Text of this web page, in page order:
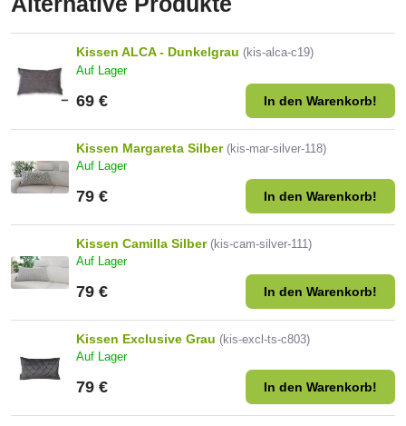
Kissen ALCA - Dunkelgrau (kis-alca-c19)
Auf Lager
69 € In den Warenkorb!
Kissen Margareta Silber (kis-mar-silver-118)
Auf Lager
79 € In den Warenkorb!
Kissen Camilla Silber (kis-cam-silver-111)
Auf Lager
79 € In den Warenkorb!
Kissen Exclusive Grau (kis-excl-ts-c803)
Auf Lager
79 € In den Warenkorb!